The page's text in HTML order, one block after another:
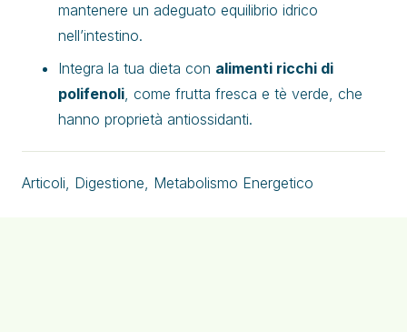
mantenere un adeguato equilibrio idrico
nell’intestino.
Integra la tua dieta con alimenti ricchi di
polifenoli, come frutta fresca e tè verde, che
hanno proprietà antiossidanti.
Articoli, Digestione, Metabolismo Energetico